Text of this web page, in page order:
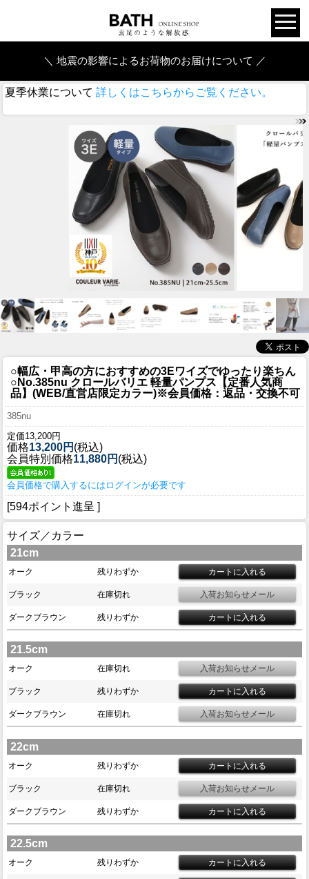
＼ 地震の影響によるお荷物のお届けについて ／
夏季休業について 詳しくはこちらからご覧ください。
○幅広・甲高の方におすすめの3Eワイズでゆったり楽ちん
○ No.385nu クロールバリエ 軽量パンプス【定番人気商
品】(WEB/直営店限定カラー)※会員価格：返品・交換不可
385nu
定価13,200円
価格13,200円 (税込)
会員特別価格11,880円 (税込)
会員価格で購入するにはログインが必要です
[594ポイント進呈 ]
サイズ／カラー
21cm
オーク 残りわずか
ブラック 在庫切れ
ダークブラウン 残りわずか
21.5cm
オーク 在庫切れ
ブラック 残りわずか
ダークブラウン 在庫切れ
22cm
オーク 残りわずか
ブラック 在庫切れ
ダークブラウン 残りわずか
22.5cm
オーク 残りわずか